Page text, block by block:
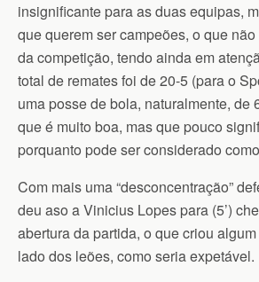
insignificante para as duas equipas,
que querem ser campeões, o que
da competição, tendo ainda em
total de remates foi de 20-5 (para o
uma posse de bola, naturalmente, de
que é muito boa, mas que pouco
porquanto pode ser considerado
Com mais uma “desconcentração”
deu aso a Vinicius Lopes para (5’)
abertura da partida, o que criou
lado dos leões, como seria expetável.